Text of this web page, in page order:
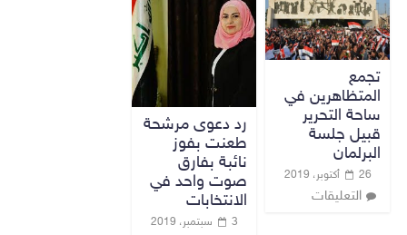
تجمع
المتظاهرين في
ساحة التحرير
قبيل جلسة
البرلمان
26 أكتوبر، 2019
التعليقات
رد دعوى مرشحة
طعنت بفوز
نائبة بفارق
صوت واحد في
الانتخابات
3 سبتمبر، 2019